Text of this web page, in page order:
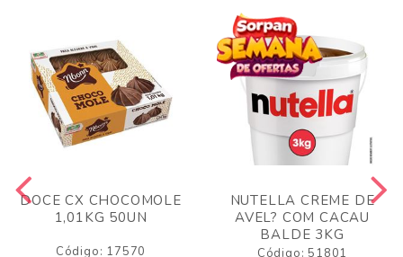
DOCE CX CHOCOMOLE
1,01KG 50UN
Código: 17570
NUTELLA CREME DE
AVEL? COM CACAU
BALDE 3KG